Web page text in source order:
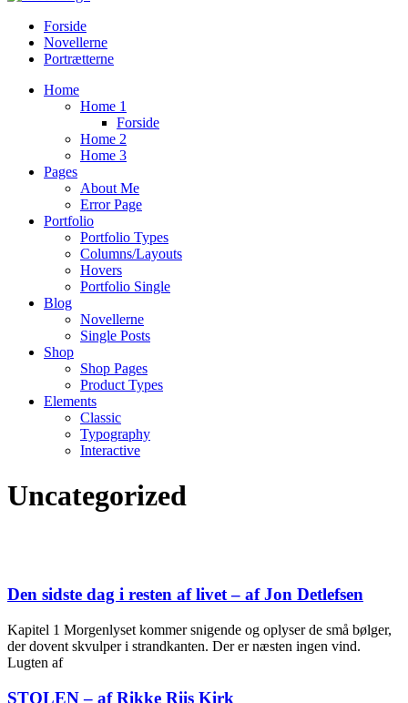
Forside
Novellerne
Portrætterne
Home
Home 1
Forside
Home 2
Home 3
Pages
About Me
Error Page
Portfolio
Portfolio Types
Columns/Layouts
Hovers
Portfolio Single
Blog
Novellerne
Single Posts
Shop
Shop Pages
Product Types
Elements
Classic
Typography
Interactive
Uncategorized
Den sidste dag i resten af livet – af Jon Detlefsen
Kapitel 1 Morgenlyset kommer snigende og oplyser de små bølger,
der dovent skvulper i strandkanten. Der er næsten ingen vind.
Lugten af
STOLEN – af Rikke Riis Kirk